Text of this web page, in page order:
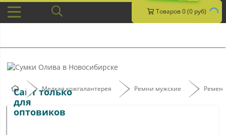
Товаров 0 (0 руб)
Сайт только
для
оптовиков
Мелкая кожгалантерея Ремни мужские